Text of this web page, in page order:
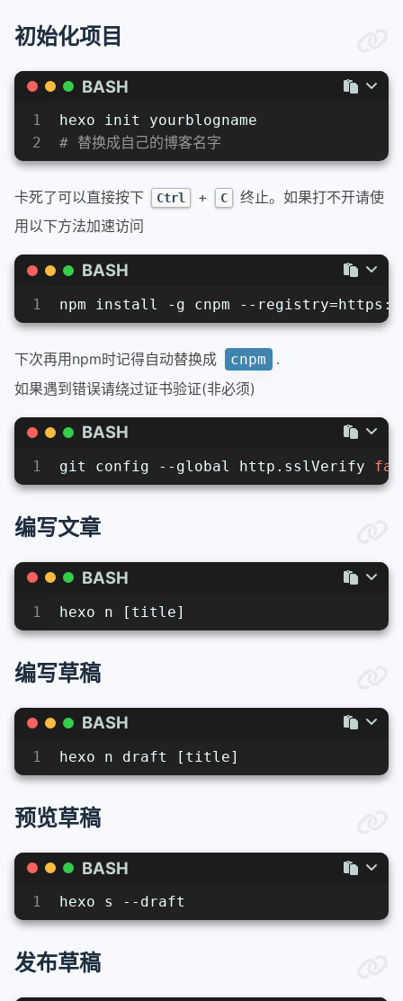
初始化项目
BASH
1
2
hexo init yourblogname
# 替换成自己的博客名字
卡死了可以直接按下 Ctrl + C
终止。如果打不开请使
用以下方法加速访问
BASH
1 npm install -g cnpm --
下次再用npm时记得自动替换成 cnpm
.
如果遇到错误请绕过证书验证(非必须)
BASH
1 git config --global http.sslVerify
编写文章
BASH
1 hexo n [title]
编写草稿
BASH
1 hexo n draft [title]
预览草稿
BASH
1 hexo s --draft
发布草稿